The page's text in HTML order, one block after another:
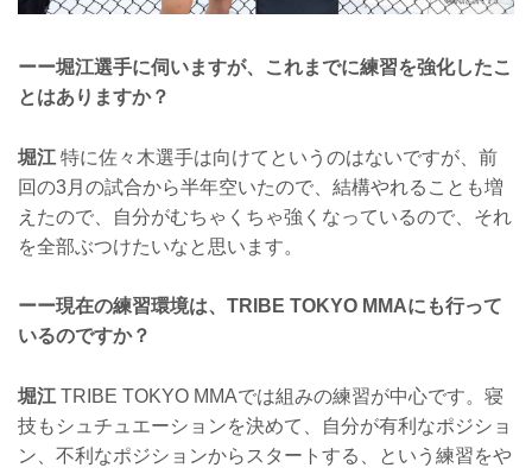
ーー堀江選手に伺いますが、これまでに練習を強化したこ
とはありますか？
堀江 特に佐々木選手は向けてというのはないですが、前
回の3月の試合から半年空いたので、結構やれることも増
えたので、自分がむちゃくちゃ強くなっているので、それ
を全部ぶつけたいなと思います。
ーー現在の練習環境は、TRIBE TOKYO MMAにも行って
いるのですか？
堀江 TRIBE TOKYO MMAでは組みの練習が中心です。寝
技もシュチュエーションを決めて、自分が有利なポジショ
ン、不利なポジションからスタートする、という練習をや